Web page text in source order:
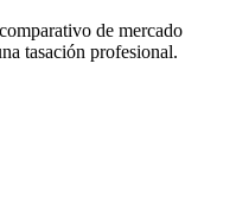
de mercado
tasación profesional.